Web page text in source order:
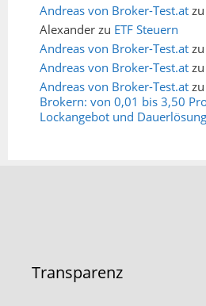
Andreas von Broker-Test.at zu
Alexander zu ETF Steuern
Andreas von Broker-Test.at zu
Andreas von Broker-Test.at zu
Andreas von Broker-Test.at zu
Brokern: von 0,01 bis 3,50
Lockangebot und
Transparenz